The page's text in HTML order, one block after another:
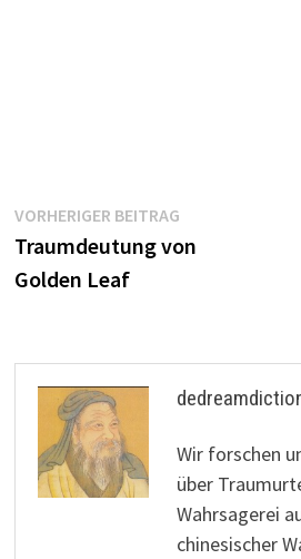
Beitragsnavigation
VORHERIGER BEITRAGVorheriger
Beitrag:
Traumdeutung von
Golden Leaf
Wir forschen
über
Wahrsagerei
chinesischer